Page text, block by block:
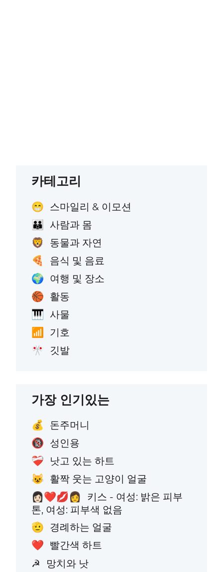
카테고리
😁 스마일리 & 이모션
👪 사람과 몸
🦁 동물과 자연
🍕 음식 및 음료
🌍 여행 및 장소
🏀 활동
🎹 사물
📶 기호
🎌 깃발
가장 인기있는
💰 돈주머니
🔞 성인용
❤️‍🩹 낫고 있는 하트
😺 활짝 웃는 고양이 얼굴
👩🏻‍❤️‍💋‍👩
키스 - 여성: 밝은 피부
톤, 여성: 피부색 없음
🫡 경례하는 얼굴
❤️ 빨간색 하트
☭ 망치와 낫